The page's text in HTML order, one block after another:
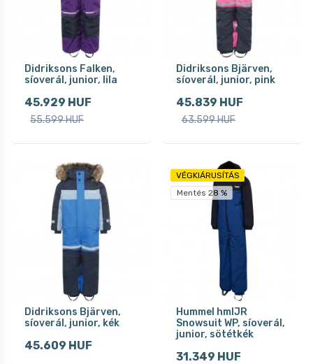
Didriksons Falken,
síoverál, junior, lila
45.929 HUF
55.599 HUF
Didriksons Bjärven,
síoverál, junior, pink
45.839 HUF
63.599 HUF
Didriksons Bjärven,
síoverál, junior, kék
45.609 HUF
VÉGKIÁRUSÍTÁS
Mentés 28 %
Hummel hmlJR
Snowsuit WP, síoverál,
junior, sötétkék
31.349 HUF